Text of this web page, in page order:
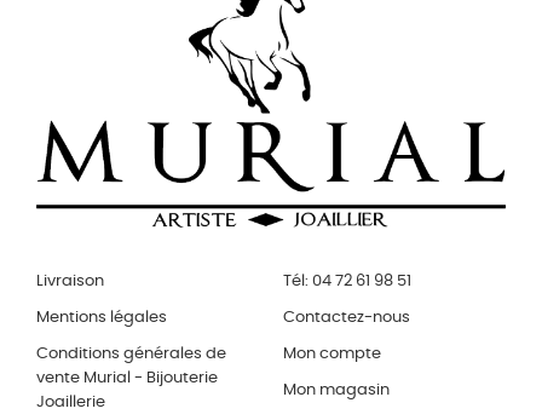
Livraison
Mentions légales
Conditions générales de
vente Murial - Bijouterie
Joaillerie
Tél: 04 72 61 98 51
Contactez-nous
Mon compte
Mon magasin